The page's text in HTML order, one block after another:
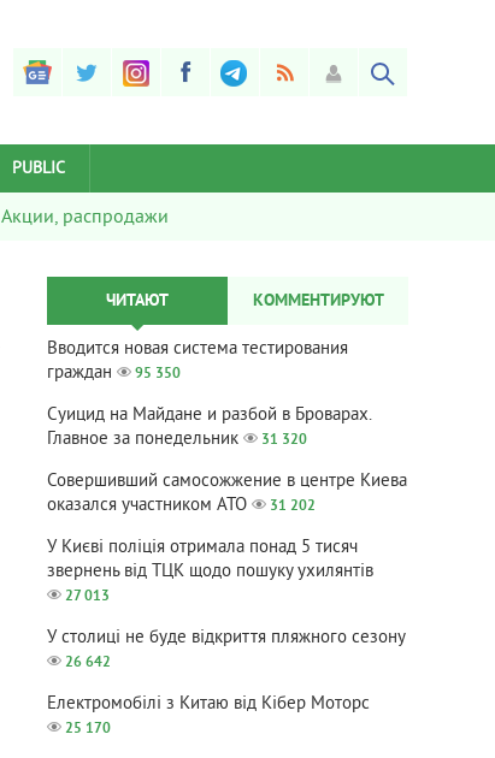
PUBLIC
Акции, распродажи
ЧИТАЮТ КОММЕНТИРУЮТ
Вводится новая система тестирования
граждан
95 350
Суицид на Майдане и разбой в Броварах.
Главное за понедельник
31 320
Совершивший самосожжение в центре Киева
оказался участником АТО
31 202
У Києві поліція отримала понад 5 тисяч
звернень від ТЦК щодо пошуку ухилянтів
27 013
У столиці не буде відкриття пляжного сезону
26 642
Електромобілі з Китаю від Кібер Моторс
25 170